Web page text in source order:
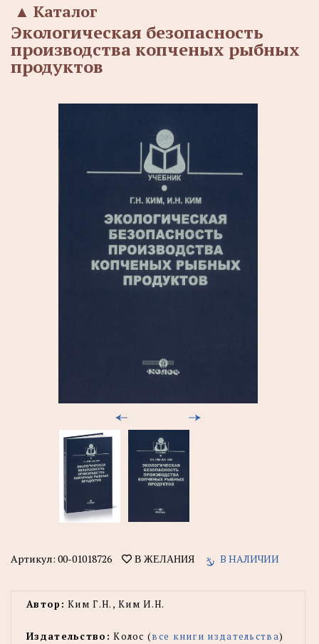
Каталог
▲
Экологическая безопасность
производства копченых рыбных
продуктов
Артикул: 00-01018726 В ЖЕЛАНИЯ В НАЛИЧИИ
Автор: Ким Г.Н., Ким И.Н.
Издательство: Колос (все книги издательства)